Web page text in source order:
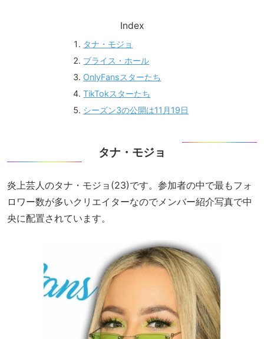
Index
タナ・モジョ
ブライス・ホール
OnlyFansスターたち
TikTokスターたち
シーズン3の公開は11月19日
タナ・モジョ
炎上芸人のタナ・モジョ(23)です。参加者の中で最もフォ
ロワー数が多いクリエイターなのでメンバー紹介写真で中
央に配置されています。